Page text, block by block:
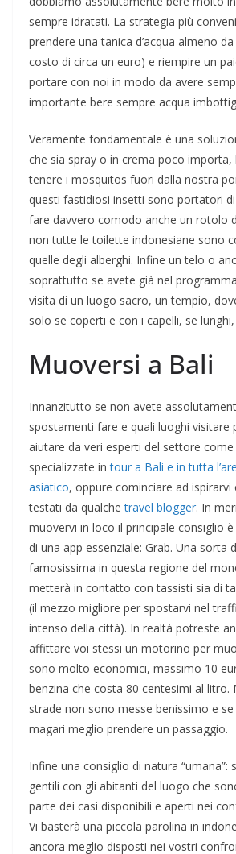
sempre idratati. La strategia più
prendere una tanica d’acqua almeno
costo di circa un euro) e riempire un
portare con noi in modo da avere
importante bere sempre acqua
Veramente fondamentale è una
che sia spray o in crema poco importa,
tenere i mosquitos fuori dalla nostra
questi fastidiosi insetti sono portatori
fare davvero comodo anche un rotolo
non tutte le toilette indonesiane sono
quelle degli alberghi. Infine un telo o
soprattutto se avete già nel
visita di un luogo sacro, un tempio,
solo se coperti e con i capelli, se
Muoversi a Bali
Innanzitutto se non avete
spostamenti fare e quali luoghi visitare
aiutare da veri esperti del settore come
specializzate intour a Bali e in tutta
asiatico, oppure cominciare ad ispirarvi
testati da qualchetravel blogger. In
muovervi in loco il principale consiglio
di una app essenziale: Grab. Una sorta
famosissima in questa regione del
metterà in contatto con tassisti sia di
(il mezzo migliore per spostarvi nel
intenso della città). In realtà potreste
affittare voi stessi un motorino per
sono molto economici, massimo 10
benzina che costa 80 centesimi al litro.
strade non sono messe benissimo e
magari meglio prendere un passaggio.
Infine una consiglio di natura “umana”:
gentili con gli abitanti del luogo che
parte dei casi disponibili e aperti nei
Vi basterà una piccola parolina in
ancora meglio disposti nei vostri